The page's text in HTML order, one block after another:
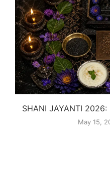
SHANI JAYANTI
May 15,